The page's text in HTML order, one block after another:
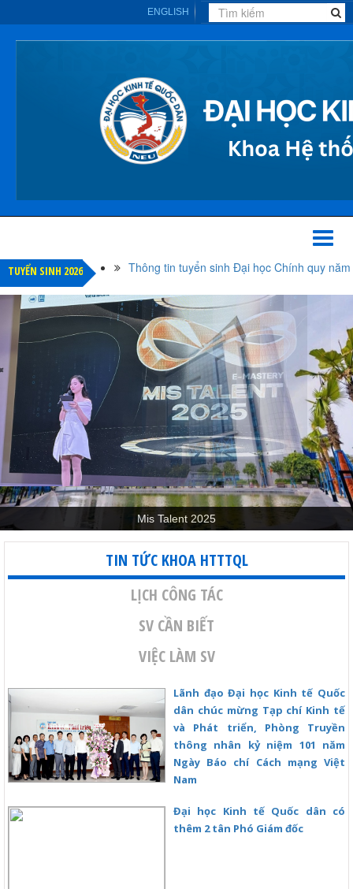
ENGLISH
TUYỂN SINH 2026 Thông tin tuyển sinh Đại học Chính quy
Mis Talent 2025
TIN TỨC KHOA HTTTQL
LỊCH CÔNG TÁC
SV CẦN BIẾT
VIỆC LÀM SV
Lãnh đạo Đại học Kinh tế Quốc
dân chúc mừng Tạp chí Kinh tế
và Phát triển, Phòng Truyền
thông nhân kỷ niệm 101 năm
Ngày Báo chí Cách mạng Việt
Nam
Đại học Kinh tế Quốc dân có
thêm 2 tân Phó Giám đốc